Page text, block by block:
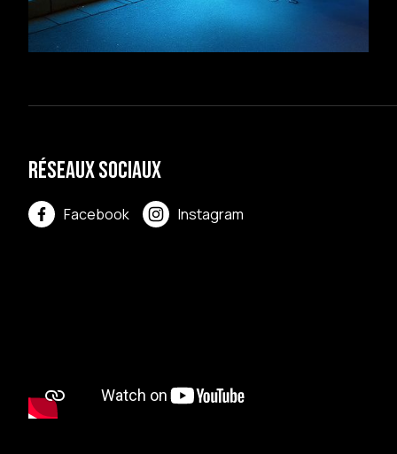
Réseaux sociaux
Facebook Instagram